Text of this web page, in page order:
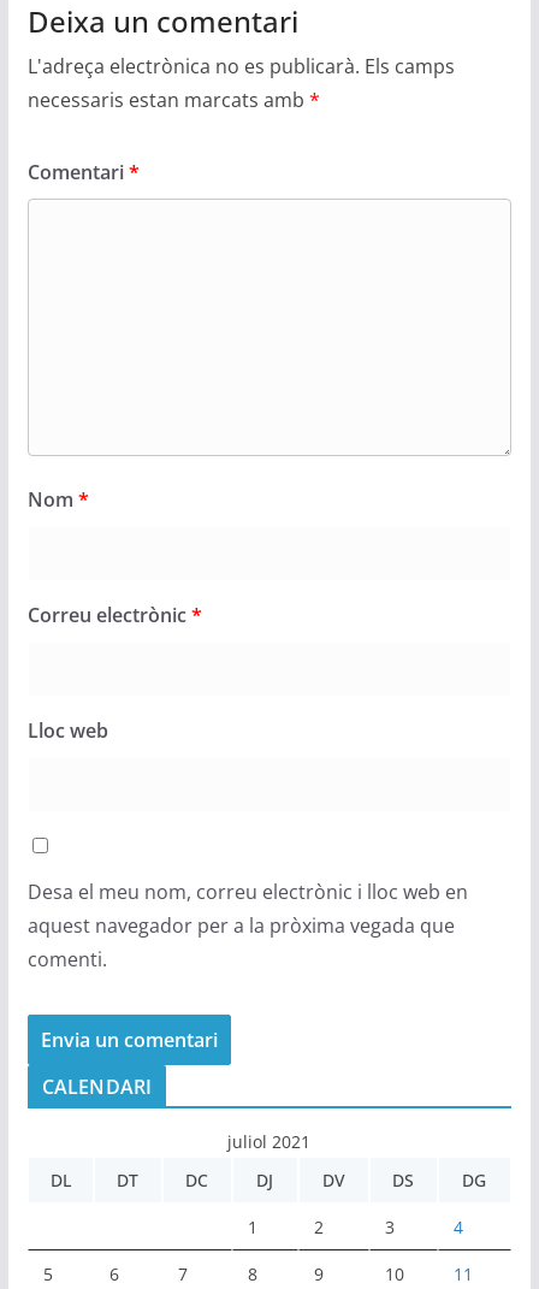
Deixa un comentari
L'adreça electrònica no es publicarà. Els camps
necessaris estan marcats amb *
Comentari*
Nom *
Correu electrònic*
Lloc web
Desa el meu nom, correu electrònic i lloc web en
aquest navegador per a la pròxima vegada que
comenti.
CALENDARI
juliol 2021
DL
DT DC DJ DV DS DG
1 2 3 4
5 6 7 8 9 10 11